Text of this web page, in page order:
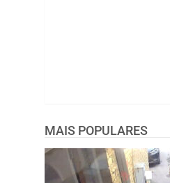
MAIS POPULARES